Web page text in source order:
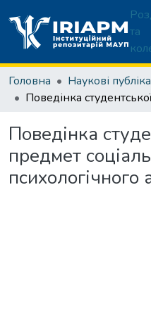
та
Головна Наукові
Поведінка
предмет
психологічного